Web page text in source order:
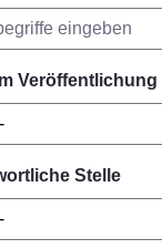
Veröffentlichung
Stelle